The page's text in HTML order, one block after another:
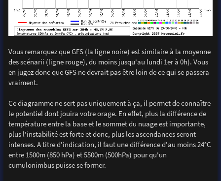
Vous remarquez que GFS (la ligne noire) est similaire à la moyenne
des scénarii (ligne rouge), du moins jusqu'au lundi 1er à 0h). Vous
en jugez donc que GFS ne devrait pas être loin de ce qui se passera
vraiment.
Ce diagramme ne sert pas uniquement à ça, il permet de connaître
le potentiel dont jouira votre orage. En effet, plus la différence de
température entre la base et le sommet du nuage est importante,
plus l'instabilité est forte et donc, plus les ascendances seront
intenses. A titre d'indication, il faut une différence d'au moins 24°C
entre 1500m (850 hPa) et 5500m (500hPa) pour qu'un
cumulonimbus puisse se former.